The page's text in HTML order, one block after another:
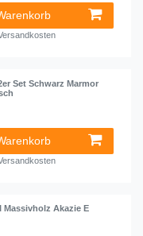
Set Schwarz Marmor
Massivholz Akazie E